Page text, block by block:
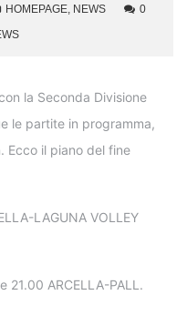
HOMEPAGE, NEWS
0
la Seconda Divisione
le partite in programma,
Ecco il piano del fine
LAGUNA VOLLEY
21.00 ARCELLA-PALL.